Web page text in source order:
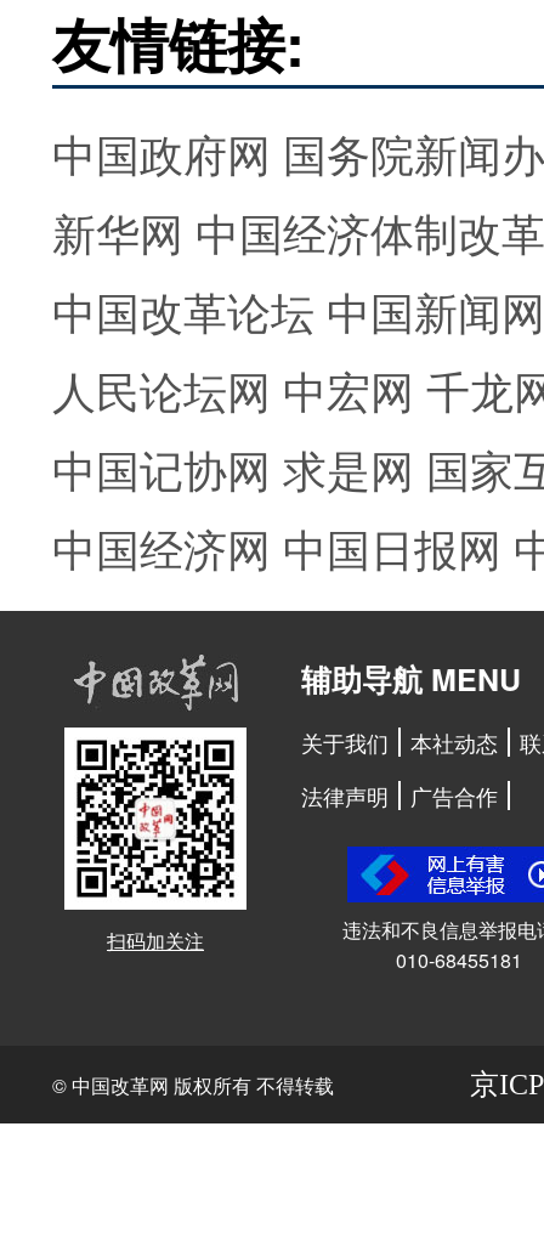
友情链接:
中国政府网 国务院新闻
新华网 中国经济体制改
中国改革论坛 中国新闻网
人民论坛网 中宏网 千龙
中国记协网 求是网 国家
中国经济网 中国日报网
扫码加关注
辅助导航 MENU
关于我们 本社动态
法律声明
广告合作
违法和不良信息举报电
010-68455181
© 中国改革网 版权所有 不得转载 京